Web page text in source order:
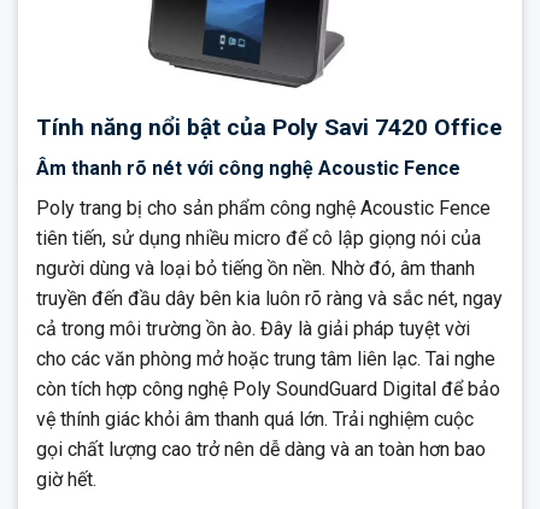
Tính năng nổi bật của Poly Savi 7420 Office
Âm thanh rõ nét với công nghệ Acoustic Fence
Poly trang bị cho sản phẩm công nghệ Acoustic Fence
tiên tiến, sử dụng nhiều micro để cô lập giọng nói của
người dùng và loại bỏ tiếng ồn nền. Nhờ đó, âm thanh
truyền đến đầu dây bên kia luôn rõ ràng và sắc nét, ngay
cả trong môi trường ồn ào. Đây là giải pháp tuyệt vời
cho các văn phòng mở hoặc trung tâm liên lạc. Tai nghe
còn tích hợp công nghệ Poly SoundGuard Digital để bảo
vệ thính giác khỏi âm thanh quá lớn. Trải nghiệm cuộc
gọi chất lượng cao trở nên dễ dàng và an toàn hơn bao
giờ hết.